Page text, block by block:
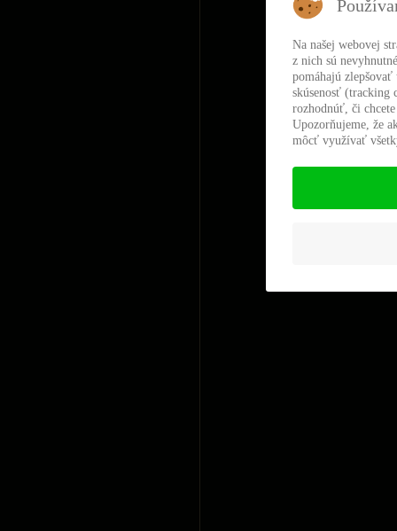
Na našej webovej
z nich sú
pomáhajú
skúsenosť (tracking
rozhodnúť, či
Upozorňujeme, že
môcť využívať